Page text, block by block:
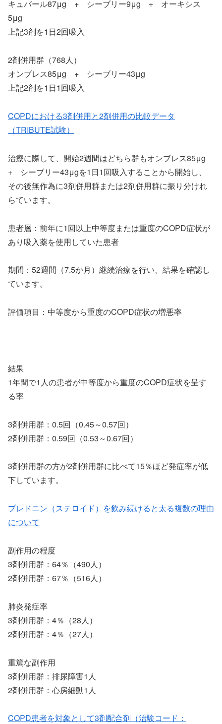
キュバール87μg + シーブリー9μg + オーキシス
5μg
上記3剤を1日2回吸入
2剤併用群（768人）
オンブレス85μg + シーブリー43μg
上記2剤を1日1回吸入
COPDにおける3剤併用と2剤併用の比較データ
（TRIBUTE試験）
治療に際して、開始2週間はどちら群もオンブレス85μg
+ シーブリー43μgを1日1回吸入することから開始し、
その後無作為に3剤併用群または2剤併用群に振り分けれ
らています。
患者層：前年に1回以上中等度または重度のCOPD症状が
あり吸入薬を使用していた患者
期間：52週間（7.5か月）継続治療を行い、結果を確認し
ています。
評価項目：中等度から重度のCOPD症状の増悪率
結果
1年間で1人の患者が中等度から重度のCOPD症状を呈す
る率
3剤併用群：0.5回（0.45～0.57回）
2剤併用群：0.59回（0.53～0.67回）
3剤併用群の方が2剤併用群に比べて15％ほど発症率が低
下しています。
プレドニン（ステロイド）を飲み続けると太る複数の理由
について
副作用の程度
3剤併用群：64％（490人）
2剤併用群：67％（516人）
肺炎発症率
3剤併用群：4％（28人）
2剤併用群：4％（27人）
重篤な副作用
3剤併用群：排尿障害1人
2剤併用群：心房細動1人
COPD患者を対象として3剤配合剤（治験コード：